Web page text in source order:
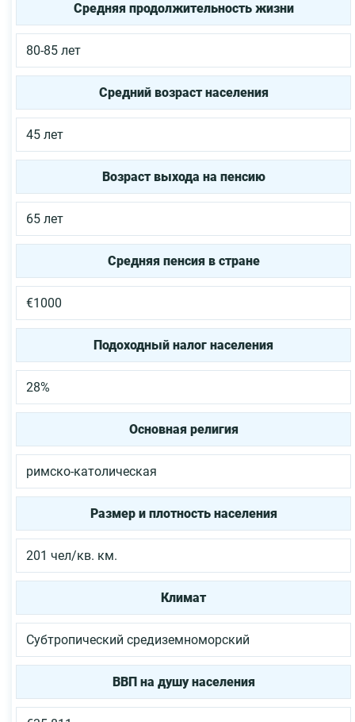
Средняя продолжительность жизни
80-85 лет
Средний возраст населения
45 лет
Возраст выхода на пенсию
65 лет
Средняя пенсия в стране
€1000
Подоходный налог населения
28%
Основная религия
римско-католическая
Размер и плотность населения
201 чел/кв. км.
Климат
Субтропический средиземноморский
ВВП на душу населения